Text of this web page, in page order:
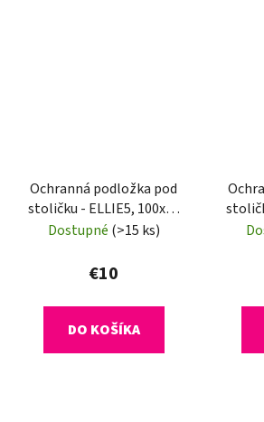
Ochranná podložka pod
stoličku - ELLIE5, 100x50
cm, 0,8 mm
Dostupné (>15 ks)
€10
DO KOŠÍKA